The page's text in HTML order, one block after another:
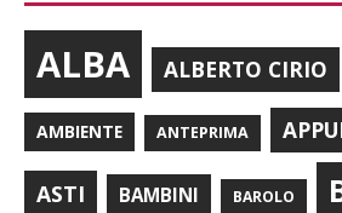
ALBA ALBERTO CIRIO
AMBIENTE ANTEPRIMA
ASTI BAMBINI BAROLO